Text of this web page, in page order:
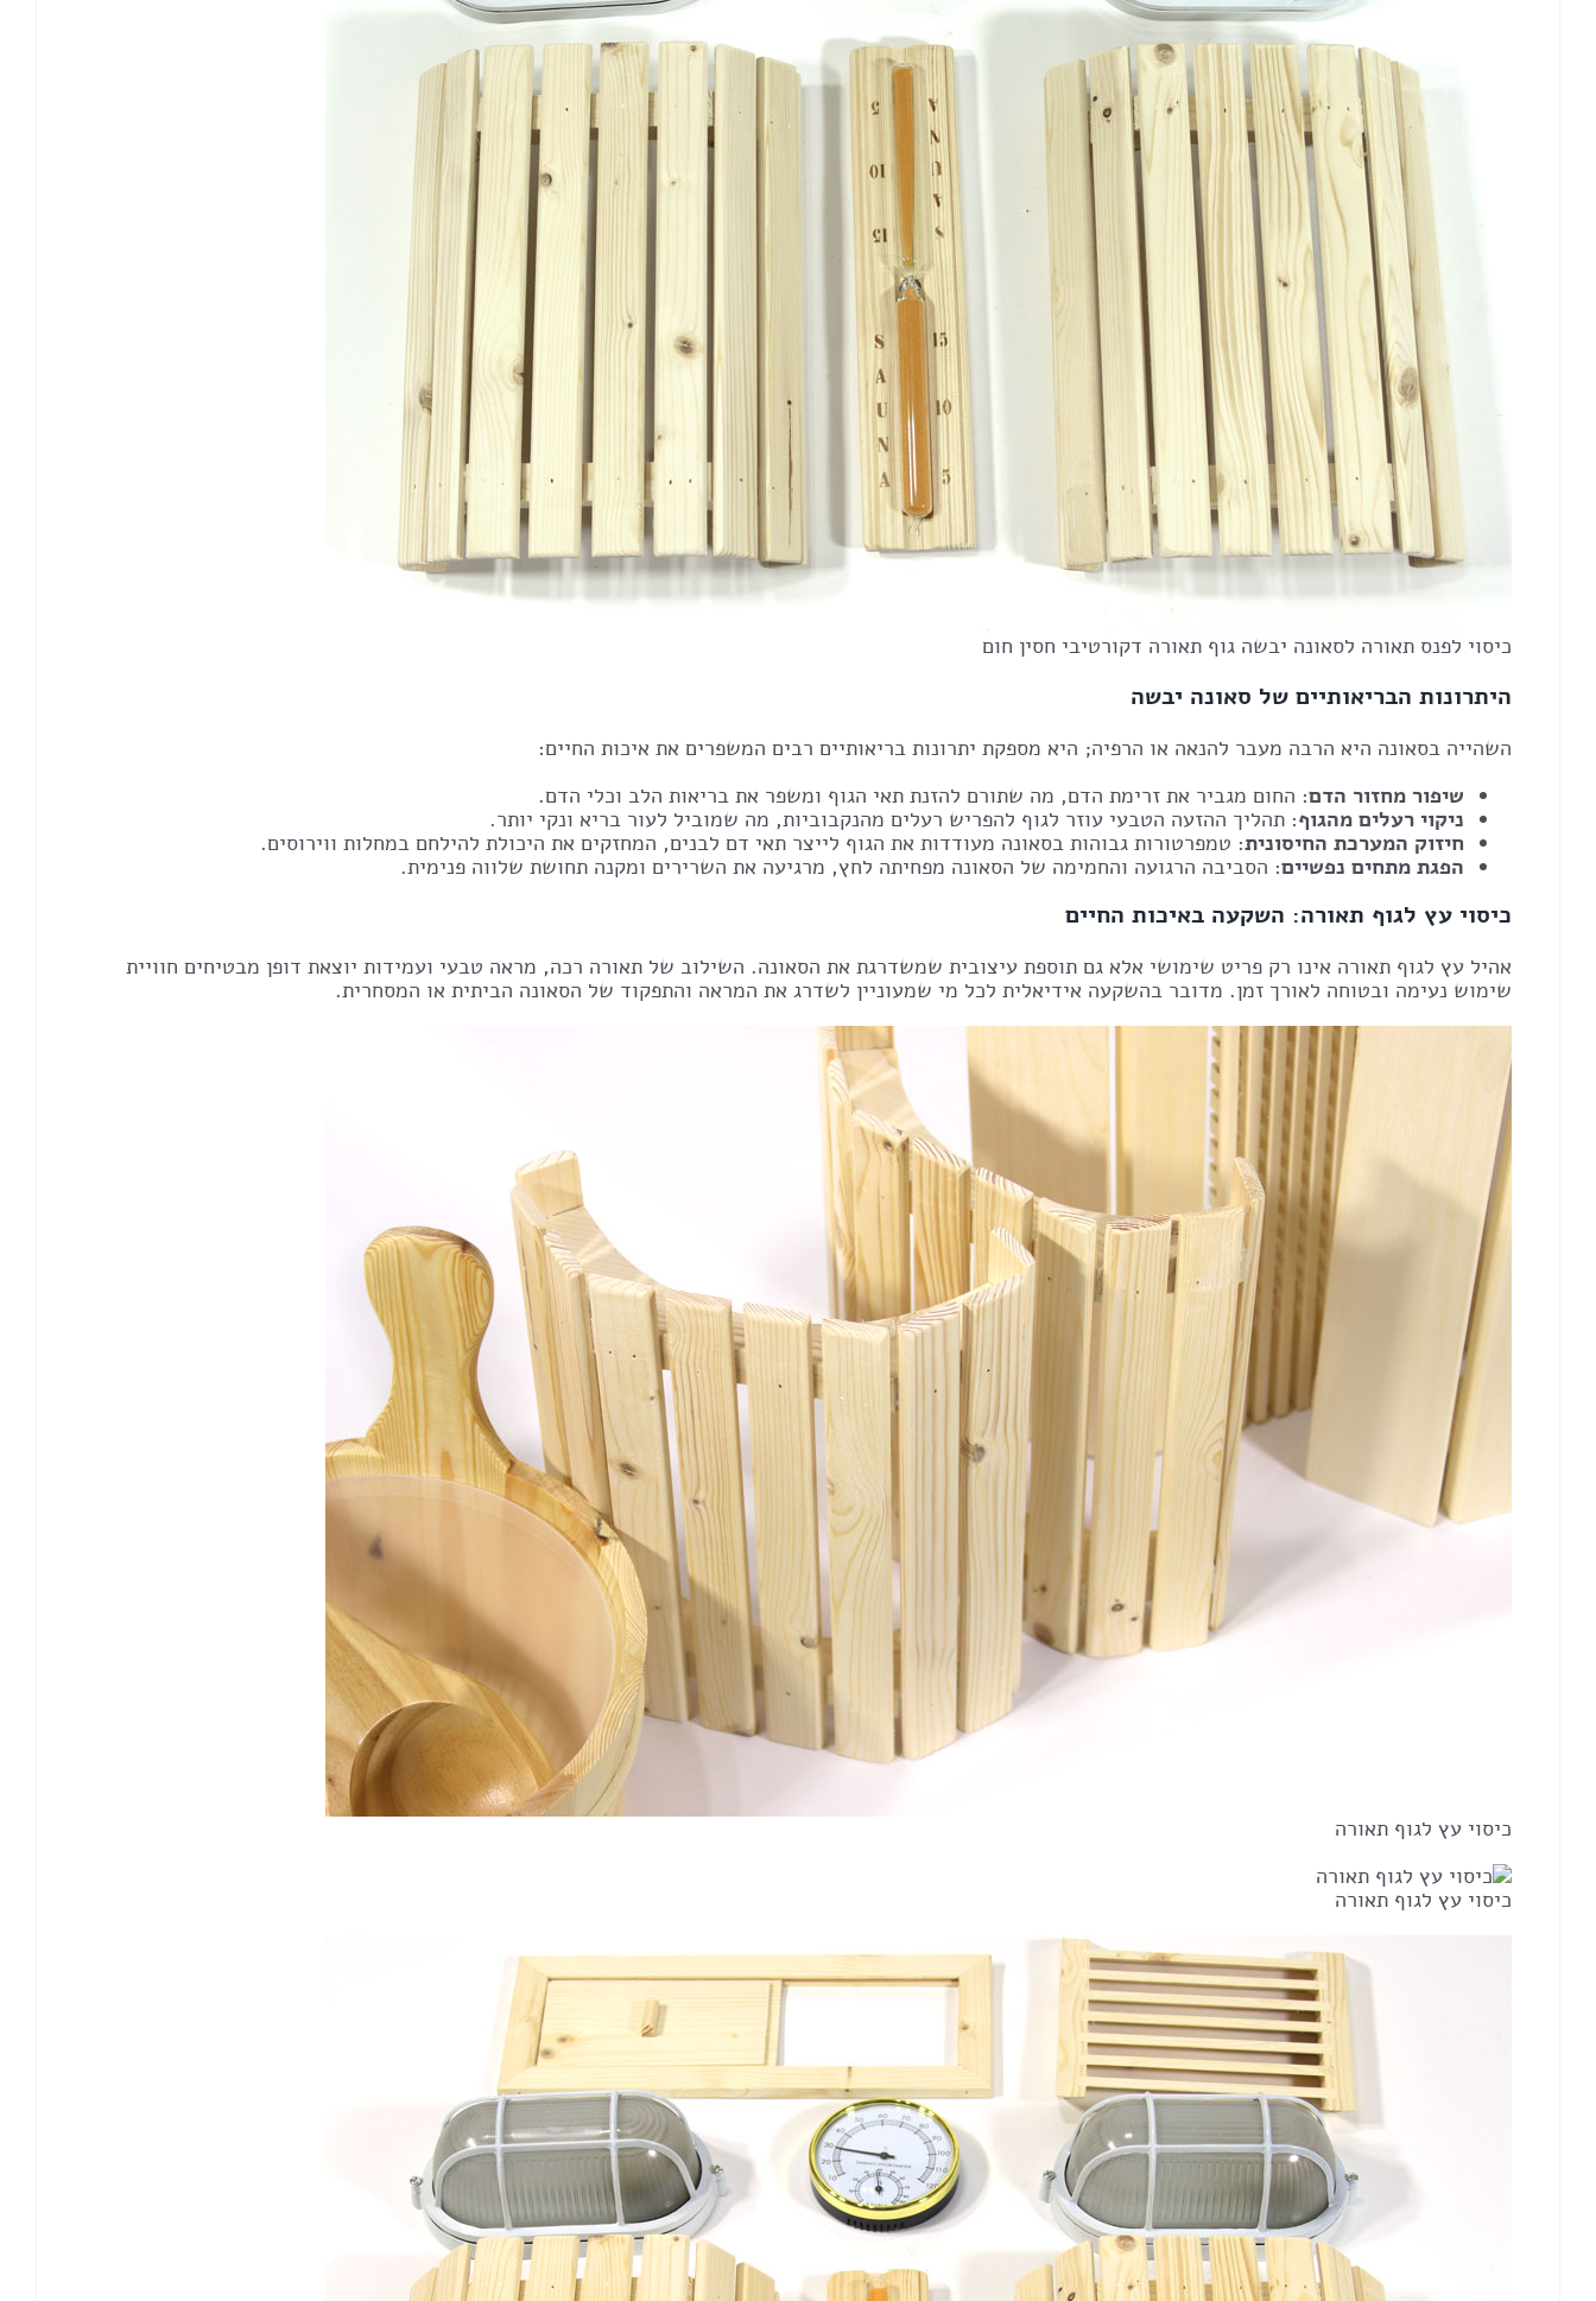
כיסוי לפנס תאורה לסאונה יבשה גוף תאורה דקורטיבי חסין חום
היתרונות הבריאותיים של סאונה יבשה
השהייה בסאונה היא הרבה מעבר להנאה או הרפיה; היא מספקת יתרונות בריאותיים רבים המשפרים את איכות החיים:
שיפור מחזור הדם: החום מגביר את זרימת הדם, מה שתורם להזנת תאי הגוף ומשפר את בריאות הלב וכלי הדם.
ניקוי רעלים מהגוף: תהליך ההזעה הטבעי עוזר לגוף להפריש רעלים מהנקבוביות, מה שמוביל לעור בריא ונקי יותר.
חיזוק המערכת החיסונית: טמפרטורות גבוהות בסאונה מעודדות את הגוף לייצר תאי דם לבנים, המחזקים את היכולת להילחם במחלות ווירוסים.
הפגת מתחים נפשיים: הסביבה הרגועה והחמימה של הסאונה מפחיתה לחץ, מרגיעה את השרירים ומקנה תחושת שלווה פנימית.
כיסוי עץ לגוף תאורה: השקעה באיכות החיים
אהיל עץ לגוף תאורה אינו רק פריט שימושי אלא גם תוספת עיצובית שמשדרגת את הסאונה. השילוב של תאורה רכה, מראה טבעי ועמידות יוצאת דופן מבטיחים חוויית
שימוש נעימה ובטוחה לאורך זמן. מדובר בהשקעה אידיאלית לכל מי שמעוניין לשדרג את המראה והתפקוד של הסאונה הביתית או המסחרית.
כיסוי עץ לגוף תאורה
כיסוי עץ לגוף תאורה